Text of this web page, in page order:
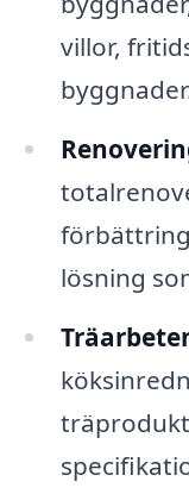
villor,
lösning